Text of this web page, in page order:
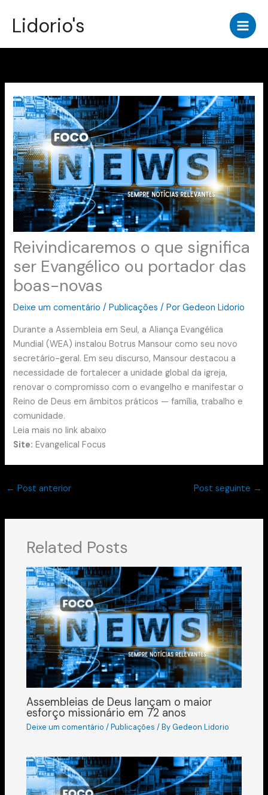
para
conteúdo
Lidorio's
Reivindicaremos o que significa
ser Evangélico ou portador das
boas-novas
Deixe um comentário /Publicações / PorGedeon Lidorio
Durante a Assembleia em Seul, a Aliança Evangélica
Mundial (WEA) instalou Botrus Mansour como seu novo
secretário-geral. Em seu discurso, Mansour destacou a
necessidade de fortalecer a unidade global da igreja,
renovar o compromisso com o evangelho e manifestar o
Reino de Deus em âmbitos práticos — família, trabalho e
comunidade.
Leia mais no link abaixo
Site: Evangelical Focus
← Post anterior Post seguinte →
Related Posts
Assembleias de Deus lançam o maior
esforço missionário em 72 anos
Deixe um comentário /Publicações / ByGedeon Lidorio